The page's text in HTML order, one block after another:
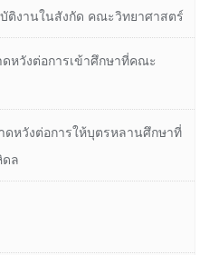
ติงานในสังกัด คณะวิทยาศาสตร์
หวังต่อการเข้าศึกษาที่คณะ
หวังต่อการให้บุตรหลานศึกษาที่
ล